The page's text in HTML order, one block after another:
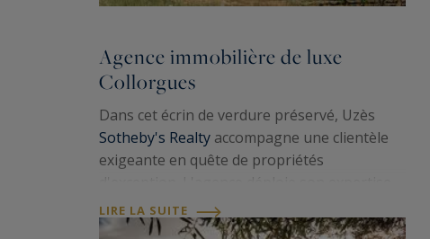
Agence immobilière de luxe
Collorgues
Dans cet écrin de verdure préservé, Uzès
Sotheby's Realty accompagne une clientèle
exigeante en quête de propriétés
locale et internationale pour révéler les plus
belles bastides, villas contemporaines et mas
LIRE LA SUITE